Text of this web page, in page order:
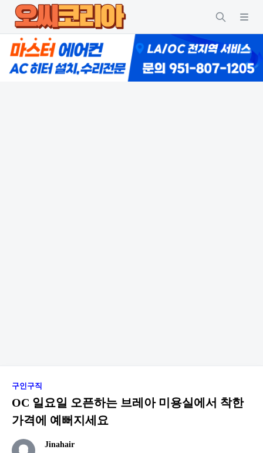
구인구직
OC 일요일 오픈하는 브레아 미용실에서 착한
가격에 예뻐지세요
Jinahair